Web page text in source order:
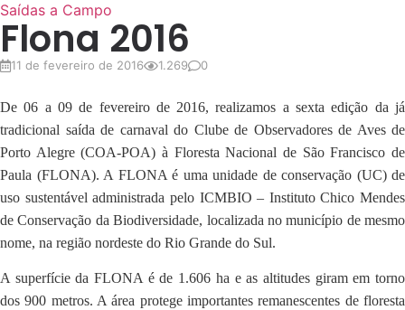
Saídas a Campo
Flona 2016
11 de fevereiro de 2016 1.269 0
De 06 a 09 de fevereiro de 2016, realizamos a sexta edição da já
tradicional saída de carnaval do Clube de Observadores de Aves de
Porto Alegre (COA-POA) à Floresta Nacional de São Francisco de
Paula (FLONA). A FLONA é uma unidade de conservação (UC) de
uso sustentável administrada pelo ICMBIO – Instituto Chico Mendes
de Conservação da Biodiversidade, localizada no município de mesmo
nome, na região nordeste do Rio Grande do Sul.
A superfície da FLONA é de 1.606 ha e as altitudes giram em torno
dos 900 metros. A área protege importantes remanescentes de floresta